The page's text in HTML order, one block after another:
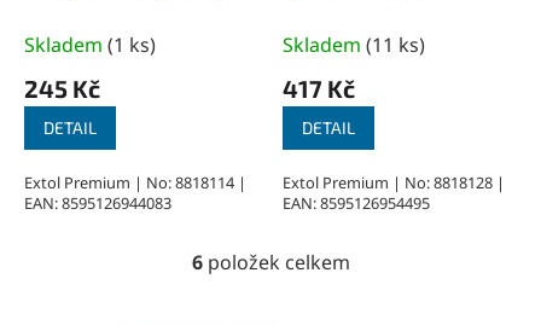
kolejničce 1/4″+1/2″, E5-18
Skladem (1 ks)
245 Kč
DETAIL
Extol Premium | No: 8818114 |
EAN: 8595126944083
Skladem (11 ks)
417 Kč
DETAIL
Extol Premium | No: 8818128 |
EAN: 8595126954495
O
6položek celkem